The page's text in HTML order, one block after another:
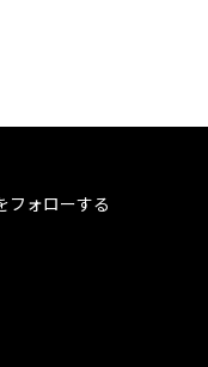
フォローする